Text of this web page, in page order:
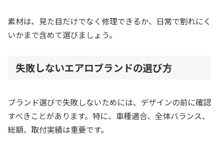
素材は、見た目だけでなく修理できるか、日常で割れにく
いかまで含めて選びましょう。
失敗しないエアロブランドの選び方
ブランド選びで失敗しないためには、デザインの前に確認
すべきことがあります。特に、車種適合、全体バランス、
総額、取付実績は重要です。